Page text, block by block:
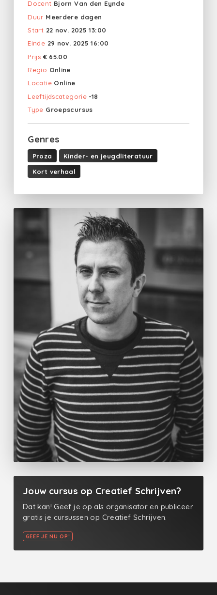
Docent Bjorn Van den Eynde
Duur Meerdere dagen
Start 22 nov. 2025 13:00
Einde 29 nov. 2025 16:00
Prijs € 65.00
Regio Online
Locatie Online
Leeftijdscategorie -18
Type Groepscursus
Genres
Proza Kinder- en jeugdliteratuur
Kort verhaal
Jouw cursus op Creatief Schrijven?
Dat kan! Geef je op als organisator en publiceer
gratis je cursussen op Creatief Schrijven.
GEEF JE NU OP!